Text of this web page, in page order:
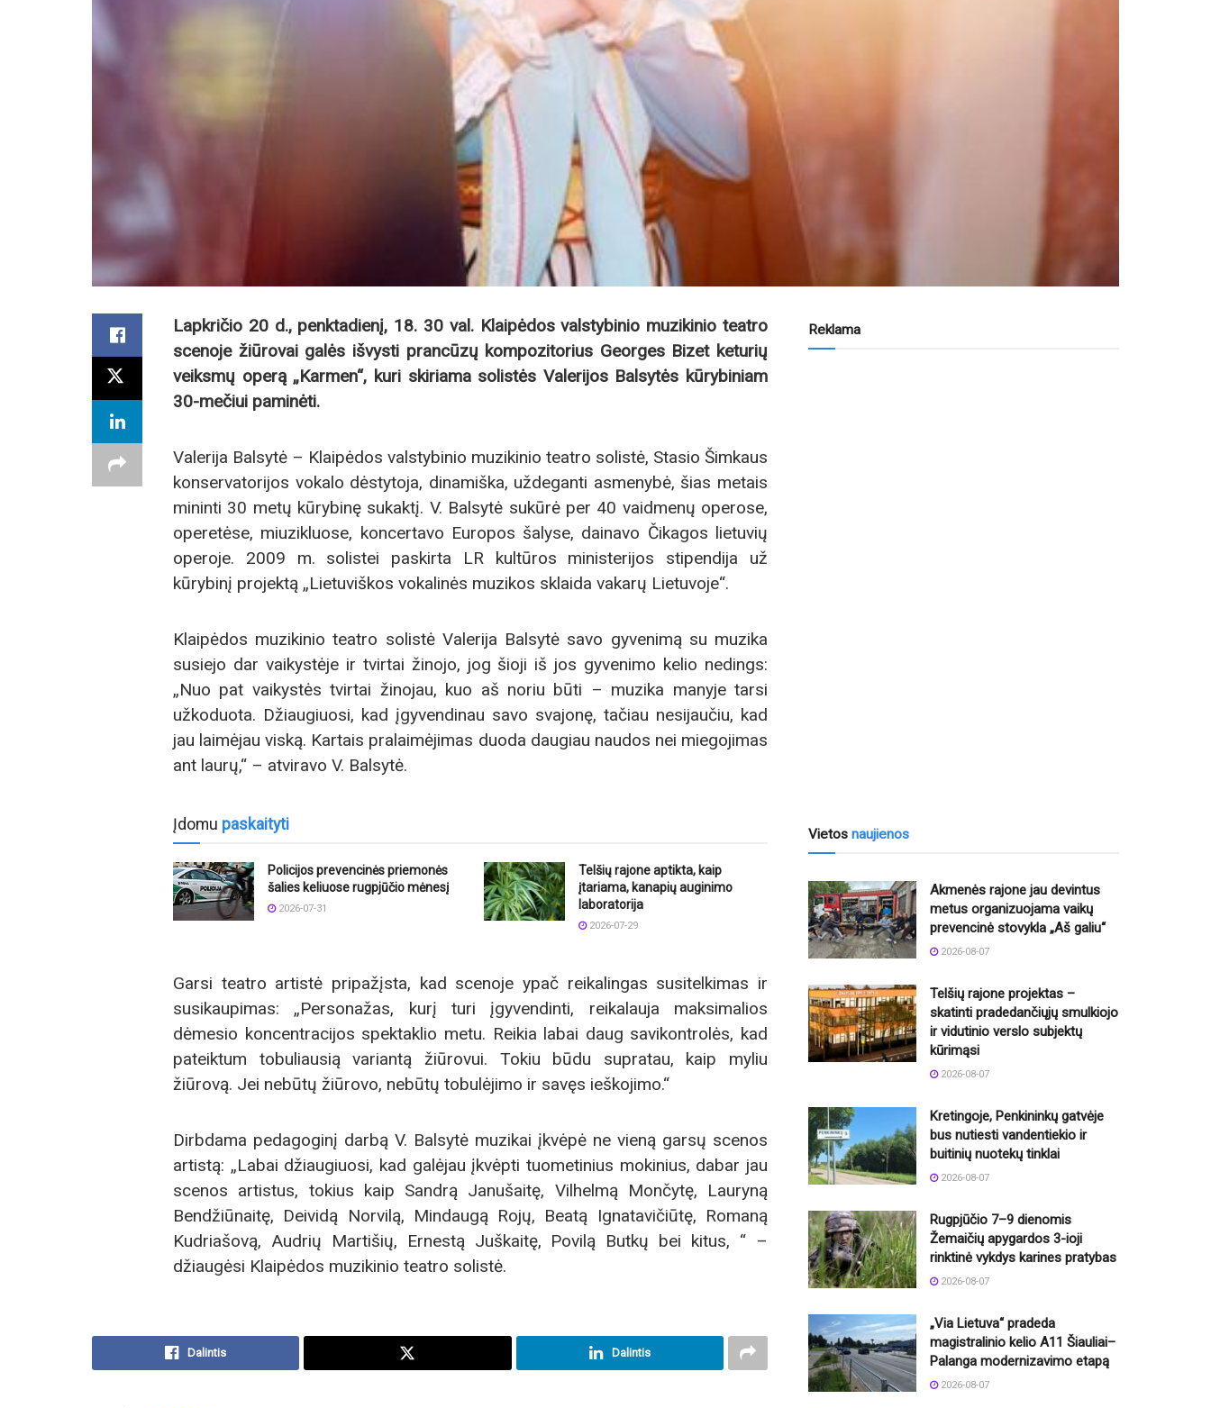
Lapkričio 20 d., penktadienį, 18. 30 val. Klaipėdos valstybinio muzikinio teatro
scenoje žiūrovai galės išvysti prancūzų kompozitorius Georges Bizet keturių
veiksmų operą „Karmen“, kuri skiriama solistės Valerijos Balsytės kūrybiniam
30-mečiui paminėti.
Valerija Balsytė – Klaipėdos valstybinio muzikinio teatro solistė, Stasio Šimkaus
konservatorijos vokalo dėstytoja, dinamiška, uždeganti asmenybė, šias metais
mininti 30 metų kūrybinę sukaktį. V. Balsytė sukūrė per 40 vaidmenų operose,
operetėse, miuzikluose, koncertavo Europos šalyse, dainavo Čikagos lietuvių
operoje. 2009 m. solistei paskirta LR kultūros ministerijos stipendija už
kūrybinį projektą „Lietuviškos vokalinės muzikos sklaida vakarų Lietuvoje“.
Klaipėdos muzikinio teatro solistė Valerija Balsytė savo gyvenimą su muzika
susiejo dar vaikystėje ir tvirtai žinojo, jog šioji iš jos gyvenimo kelio nedings:
„Nuo pat vaikystės tvirtai žinojau, kuo aš noriu būti – muzika manyje tarsi
užkoduota. Džiaugiuosi, kad įgyvendinau savo svajonę, tačiau nesijaučiu, kad
jau laimėjau viską. Kartais pralaimėjimas duoda daugiau naudos nei miegojimas
ant laurų,“ – atviravo V. Balsytė.
Įdomu paskaityti
Policijos prevencinės priemonės
šalies keliuose rugpjūčio mėnesį
2026-07-31
Telšių rajone aptikta, kaip
įtariama, kanapių auginimo
laboratorija
2026-07-29
Garsi teatro artistė pripažįsta, kad scenoje ypač reikalingas susitelkimas ir
susikaupimas: „Personažas, kurį turi įgyvendinti, reikalauja maksimalios
dėmesio koncentracijos spektaklio metu. Reikia labai daug savikontrolės, kad
pateiktum tobuliausią variantą žiūrovui. Tokiu būdu supratau, kaip myliu
žiūrovą. Jei nebūtų žiūrovo, nebūtų tobulėjimo ir savęs ieškojimo.“
Dirbdama pedagoginį darbą V. Balsytė muzikai įkvėpė ne vieną garsų scenos
artistą: „Labai džiaugiuosi, kad galėjau įkvėpti tuometinius mokinius, dabar jau
scenos artistus, tokius kaip Sandrą Janušaitę, Vilhelmą Mončytę, Lauryną
Bendžiūnaitę, Deividą Norvilą, Mindaugą Rojų, Beatą Ignatavičiūtę, Romaną
Kudriašovą, Audrių Martišių, Ernestą Juškaitę, Povilą Butkų bei kitus, “ –
džiaugėsi Klaipėdos muzikinio teatro solistė.
Dalintis Dalintis
Reklama
Vietos naujienos
Akmenės rajone jau devintus
metus organizuojama vaikų
prevencinė stovykla „Aš galiu“
2026-08-07
Telšių rajone projektas –
skatinti pradedančiųjų smulkiojo
ir vidutinio verslo subjektų
kūrimąsi
2026-08-07
Kretingoje, Penkininkų gatvėje
bus nutiesti vandentiekio ir
buitinių nuotekų tinklai
2026-08-07
Rugpjūčio 7–9 dienomis
Žemaičių apygardos 3-ioji
rinktinė vykdys karines pratybas
2026-08-07
„Via Lietuva“ pradeda
magistralinio kelio A11 Šiauliai–
Palanga modernizavimo etapą
2026-08-07